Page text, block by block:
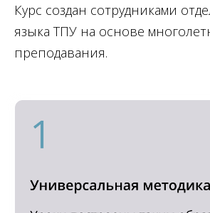
Курс создан сотрудниками
языка ТПУ на основе
преподавания.